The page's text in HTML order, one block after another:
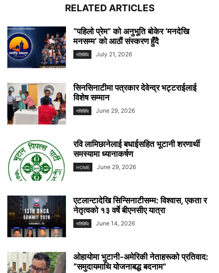
RELATED ARTICLES
“पहिलो प्रेम” को अनुभूति बोकेर ‘मनदेखि
मनसम्म’ को आठौं संस्करण हुँदै
गतिविधि July 21, 2026
सिनसिनाटीमा पत्रकार देवेन्द्र भट्टराईलाई
विशेष सम्मान
गतिविधि June 29, 2026
रवि लामिछानेलाई बधाईसहित भूटानी शरणार्थी
समस्यामा ध्यानाकर्षण
HOME June 29, 2026
एटलान्टादेखि सिन्सिनाटीसम्म: विश्वास, एकता र
नेतृत्वको १३ वर्षे बीएनसीए यात्रा
गतिविधि June 14, 2026
ओहायोमा भुटानी-अमेरिकी नेताहरूको प्रतिवाद:
“समुदायमाथि योजनाबद्ध बदनाम”